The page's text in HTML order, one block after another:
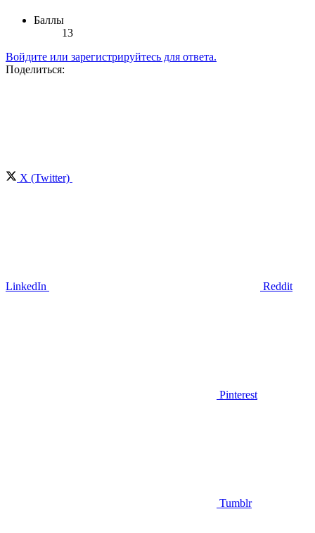
Баллы
13
Войдите или зарегистрируйтесь для ответа.
Поделиться:
X (Twitter)
LinkedIn Reddit
Pinterest
Tumblr